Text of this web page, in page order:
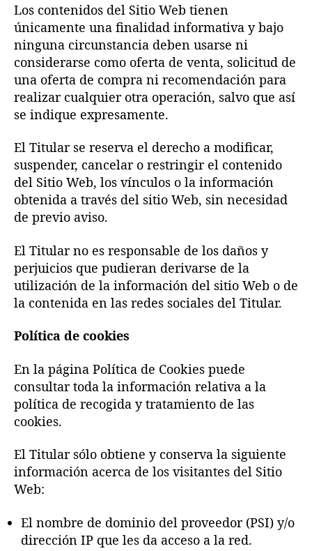
Los contenidos del Sitio Web tienen
únicamente una finalidad informativa y bajo
ninguna circunstancia deben usarse ni
considerarse como oferta de venta, solicitud de
una oferta de compra ni recomendación para
realizar cualquier otra operación, salvo que así
se indique expresamente.
El Titular se reserva el derecho a modificar,
suspender, cancelar o restringir el contenido
del Sitio Web, los vínculos o la información
obtenida a través del sitio Web, sin necesidad
de previo aviso.
El Titular no es responsable de los daños y
perjuicios que pudieran derivarse de la
utilización de la información del sitio Web o de
la contenida en las redes sociales del Titular.
Política de cookies
En la página Política de Cookies puede
consultar toda la información relativa a la
política de recogida y tratamiento de las
cookies.
El Titular sólo obtiene y conserva la siguiente
información acerca de los visitantes del Sitio
Web:
El nombre de dominio del proveedor (PSI) y/o
dirección IP que les da acceso a la red.